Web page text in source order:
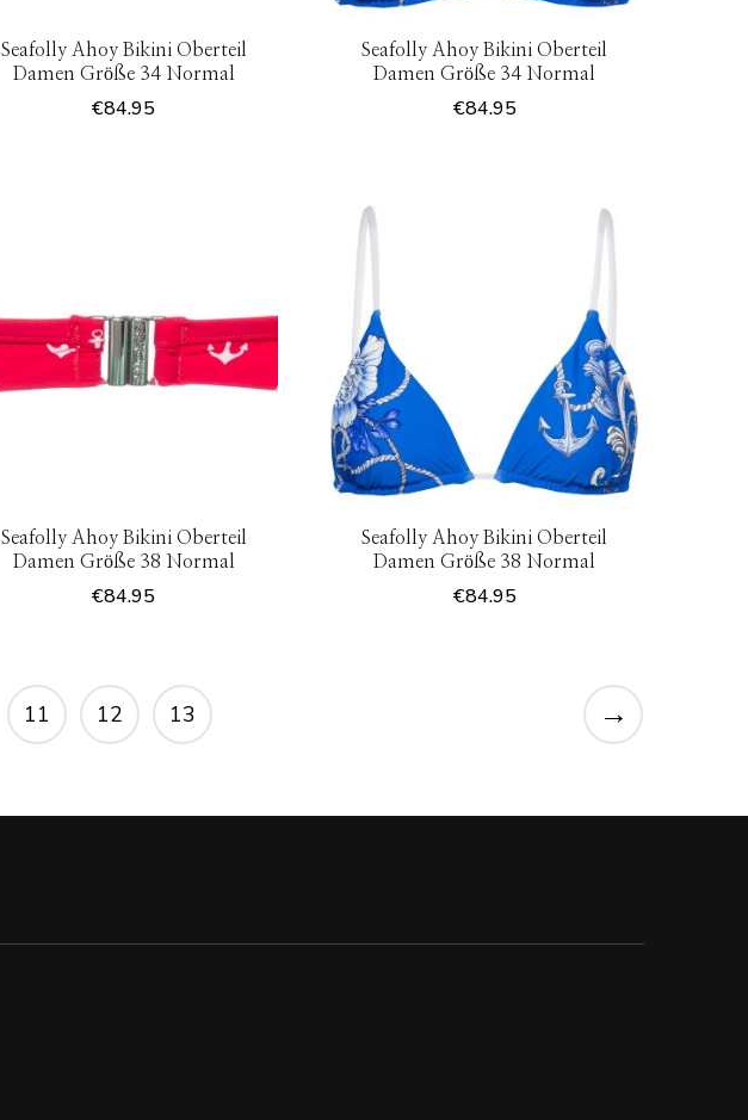
Seafolly Ahoy Bikini Oberteil
Damen Größe 34 Normal
€84.95
Seafolly Ahoy Bikini Oberteil
Damen Größe 34 Normal
€84.95
Seafolly Ahoy Bikini Oberteil
Damen Größe 38 Normal
€84.95
Seafolly Ahoy Bikini Oberteil
Damen Größe 38 Normal
€84.95
11 12 13 →